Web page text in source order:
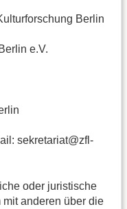
Berlin
e.V.
sekretariat@zfl-
oder juristische
anderen über die